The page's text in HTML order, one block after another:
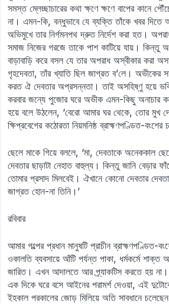
সমস্ত ম্লেচ্ছাচারের কথা ক্ষণে ক্ষণে বাপের কানে
না। এমন-কি, বন্ধুভাবে যে ব্যক্তি তাঁকে খবর
অভিমুখে তার নির্গমনপথ দ্রুত নির্দেশ করা হত।
সমাজ নিজের গরজে তাকে পাশ কাটিয়ে যায়।
বাড়াবাড়ি করে বসল যে তার অপরাধ অস্বীকার করা
গৃহদেবতা, তাঁর খ্যাতি ছিল জাগ্রত ব’লে। অভীকের
করত ঐ দেবতার অপ্রসন্নতা। তাই অসহিষ্ণু হয়ে
করবার জন্যে পুজোর ঘরে অভীক এমন-কিছু অনাচার
হয়ে বলে উঠলেন, ‘বেরো আমার ঘর থেকে, তোর মুখ
ক্ষিপ্রবেগের কঠোরতা নিয়মনিষ্ঠ ব্রাহ্মণপণ্ডিত-
ছেলে মাকে গিয়ে বললে, ‘মা, দেবতাকে অনেককাল
দেবতার ছাড়াটা নেহাত বাহুল্য। কিন্তু জানি বেড়ার
তোমার প্রসাদ মিলবেই। ঐখানে কোনো দেবতার
জাগ্রত হোন-না তিনি।’
রবিবার
আমার গল্পের প্রধান মানুষটি প্রাচীন ব্রাহ্মণপণ্ডিত-
ওকালতি ব্যবসায়ে আঁটি পর্যন্ত পাকা, ধর্মকর্মে শাক্ত
জারিত। এখন আদালতে আর প্র্যাকটিস করতে হয়
এক দিকে ঘরে বসে আইনের পরামর্শ দেওয়া, এই দুটোকে
ইহকাল পরকালের জোড় মিলিয়ে অতি সাবধানে